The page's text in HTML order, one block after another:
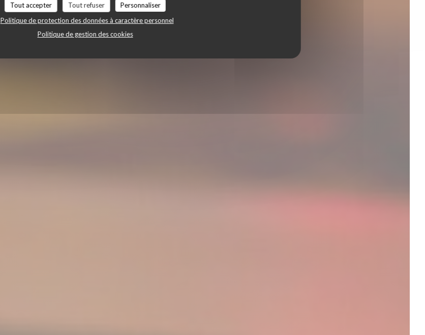
Tout accepter Tout refuser
Personnaliser
Politique de protection des données à caractère personnel
Politique de gestion des cookies